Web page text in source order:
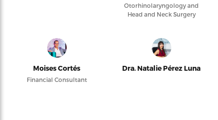
Otorhinolaryngology and
Head and Neck Surgery
Moises Cortés
Financial Consultant
Dra. Natalie Pérez Luna